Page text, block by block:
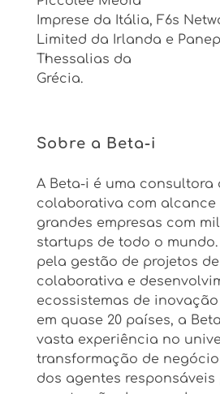
Imprese da Itália, F6s
Limited da Irlanda e
Thessalias da
Grécia.
Sobre a Beta-i
A Beta-i é uma consultora
colaborativa com alcance
grandes empresas com
startups de todo o mundo.
pela gestão de projetos
colaborativa e
ecossistemas de
em quase 20 países, a
vasta experiência no
transformação de
dos agentes responsáveis